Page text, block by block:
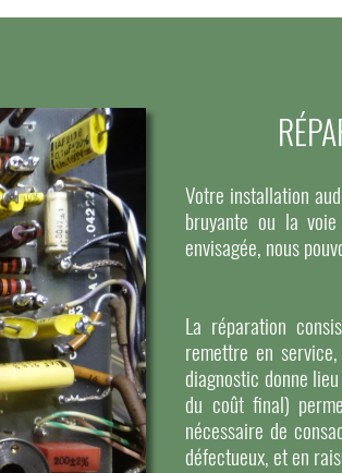
Votre installation
bruyante ou la
envisagée, nous
La réparation
remettre en
diagnostic donne
du coût final)
nécessaire de
défectueux, et en